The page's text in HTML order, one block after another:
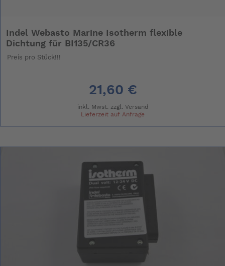
Indel Webasto Marine Isotherm flexible
Dichtung für BI135/CR36
Preis pro Stück!!!
21,60 €
inkl. Mwst. zzgl. Versand
Lieferzeit auf Anfrage